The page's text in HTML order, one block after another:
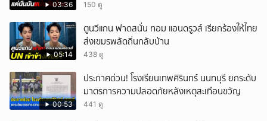
03:36 150 ดู
05:14
ตูนวีแกน ฟาดสนั่น ทอม แอนดรูวส์ เรียกร้องให้ไทย
ส่งเขมรพลัดถิ่นกลับบ้าน
438 ดู
00:53
ประกาศด่วน! โรงเรียนเทพศิรินทร์ นนทบุรี ยกระดับ
มาตรการความปลอดภัยหลังเหตุสะเทือนขวัญ
441 ดู